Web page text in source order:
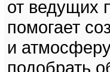
от ведущих
помогает
и
подобрать